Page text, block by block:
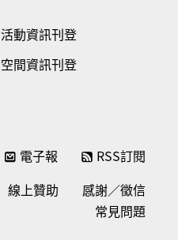
活動資訊刊登
空間資訊刊登
電子報 RSS訂閱
線上贊助
感謝／徵信
常見問題